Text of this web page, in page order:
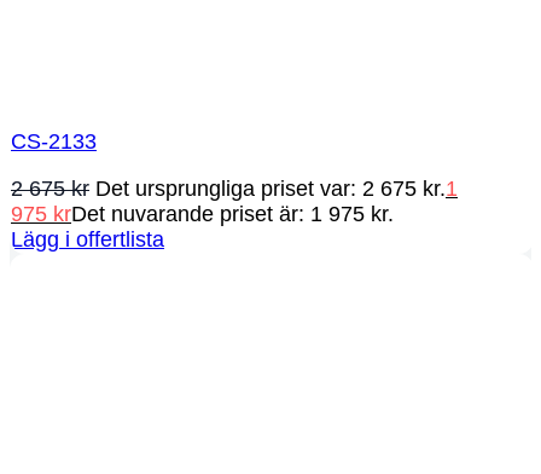
CS-2133
2 675kr Det ursprungliga priset var: 2 675 kr.1
975 krDet nuvarande priset är: 1 975 kr.
Lägg i offertlista